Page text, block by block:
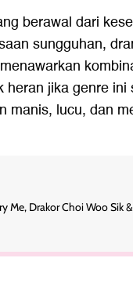
berawal dari
sungguhan,
heran jika genre
manis, lucu, dan
Me, Drakor Choi Woo Sik